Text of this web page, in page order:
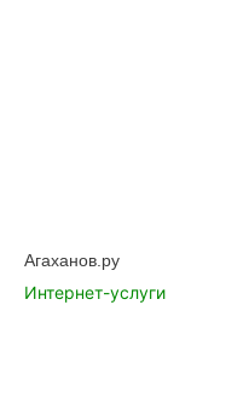
Агаханов.ру
Интернет-услуги